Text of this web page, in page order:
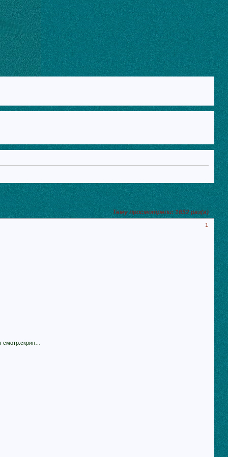
Тему просмотрели:1652раз(а)
1
смотр.скрин…